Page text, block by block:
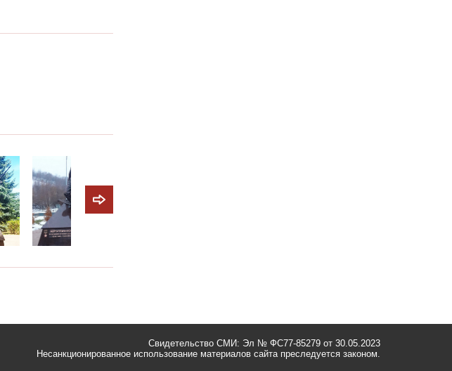
Свидетельство СМИ: Эл № ФС77-85279 от 30.05.2023
Несанкционированное использование материалов сайта преследуется законом.